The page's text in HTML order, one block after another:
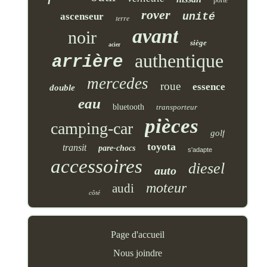
ascenseur terre rover unité
noir acier avant siège
arrière authentique
double mercedes roue essence
eau bluetooth transporteur
camping-car pièces golf
transit pare-chocs toyota s'adapte
accessoires auto diesel
côté audi moteur
Page d'accueil
Nous joindre